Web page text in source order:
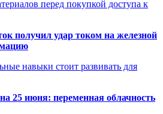
перед покупкой доступа к
получил удар током на железной
навыки стоит развивать для
25 июня: переменная облачность